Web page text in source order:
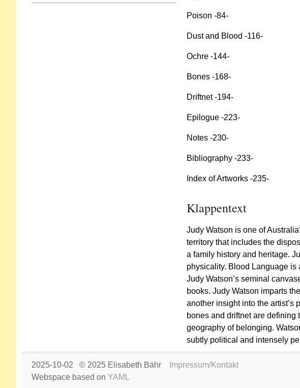
Poison -84-
Dust and Blood -116-
Ochre -144-
Bones -168-
Driftnet -194-
Epilogue -223-
Notes -230-
Bibliography -233-
Index of Artworks -235-
Klappentext
Judy Watson is one of
territory that includes the
a family history and heritage.
physicality. Blood Language
Judy Watson’s seminal
books. Judy Watson imparts
another insight into the artist’s
bones and driftnet are defining
geography of belonging.
subtly political and intensely
2025-10-02 © 2025 Elisabeth Bähr
Impressum/Kontakt
Webspace based on YAML